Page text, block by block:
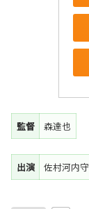
監督 森達也
出演 佐村河内守